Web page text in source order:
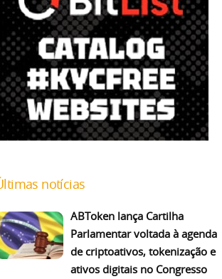
notícias
ABToken lança Cartilha
Parlamentar voltada à agenda
de criptoativos, tokenização e
ativos digitais no Congresso